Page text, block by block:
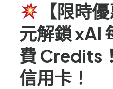
【限時
元解鎖 xAI
費 Credits
信用卡！